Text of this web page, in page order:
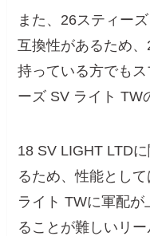
また、26スティー
互換性があるため
持っている方でも
ーズ SV ライト TW
18 SV LIGHT LTD
るため、性能とし
ライト TWに軍配
ることが難しいリー